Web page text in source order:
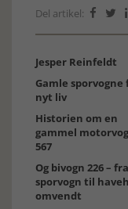
Del artikel:  
Jesper Reinfeldt
Gamle sporvogne
nyt liv
Historien om en
gammel
567
Og bivogn 226 – fra
sporvogn til
omvendt